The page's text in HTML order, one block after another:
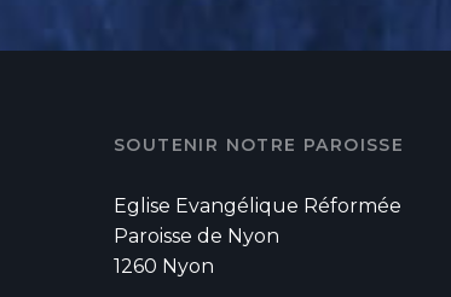
SOUTENIR NOTRE PAROISSE
Eglise Evangélique Réformée
Paroisse de Nyon
1260 Nyon